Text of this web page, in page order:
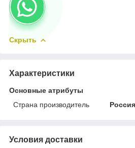
Скрыть
Характеристики
Основные атрибуты
Страна производитель
Россия
Условия доставки